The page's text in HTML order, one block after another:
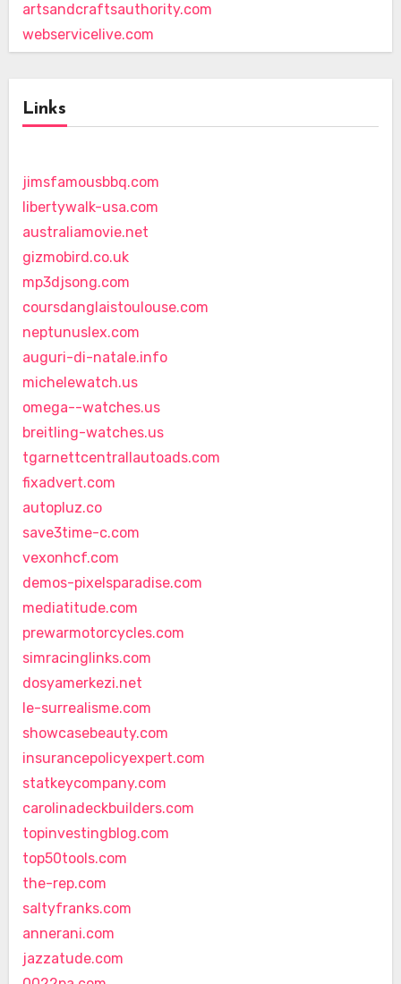
artsandcraftsauthority.com
webservicelive.com
Links
jimsfamousbbq.com
libertywalk-usa.com
australiamovie.net
gizmobird.co.uk
mp3djsong.com
coursdanglaistoulouse.com
neptunuslex.com
auguri-di-natale.info
michelewatch.us
omega--watches.us
breitling-watches.us
tgarnettcentrallautoads.com
fixadvert.com
autopluz.co
save3time-c.com
vexonhcf.com
demos-pixelsparadise.com
mediatitude.com
prewarmotorcycles.com
simracinglinks.com
dosyamerkezi.net
le-surrealisme.com
showcasebeauty.com
insurancepolicyexpert.com
statkeycompany.com
carolinadeckbuilders.com
topinvestingblog.com
top50tools.com
the-rep.com
saltyfranks.com
annerani.com
jazzatude.com